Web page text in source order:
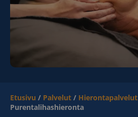
Etusivu / Palvelut / Hierontapalvelut
Purentalihashieronta